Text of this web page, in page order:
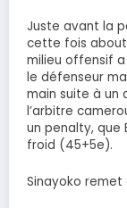
Juste avant la
cette fois
milieu offensif
le défenseur
main suite à un
l’arbitre
un penalty, que
froid (45+5e).
Sinayoko remet